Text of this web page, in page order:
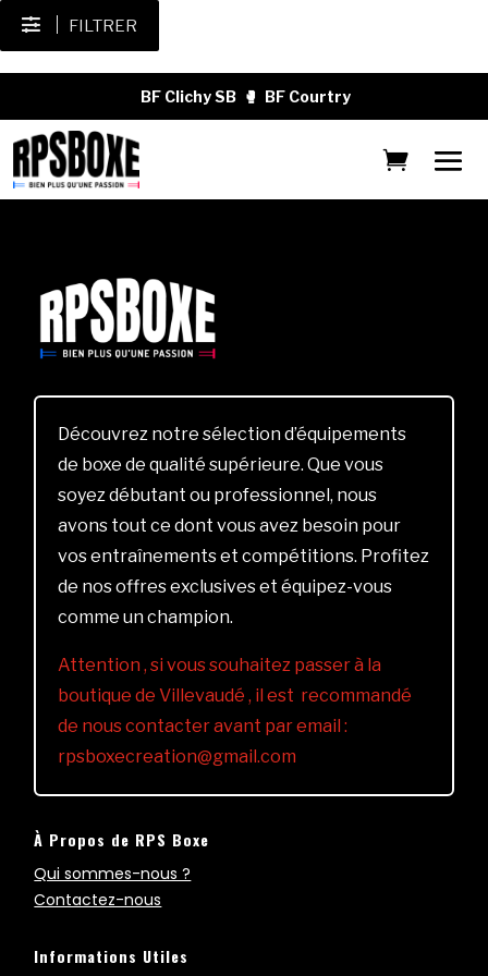
FILTRER
BF Clichy SB 🥊 BF Courtry
Découvrez notre sélection d’équipements
de boxe de qualité supérieure. Que vous
soyez débutant ou professionnel, nous
avons tout ce dont vous avez besoin pour
vos entraînements et compétitions. Profitez
de nos offres exclusives et équipez-vous
comme un champion.
Attention , si vous souhaitez passer à la
boutique de Villevaudé , il est recommandé
de nous contacter avant par email :
rpsboxecreation@gmail.com
À Propos de RPS Boxe
Qui sommes-nous ?
Contactez-nous
Informations Utiles